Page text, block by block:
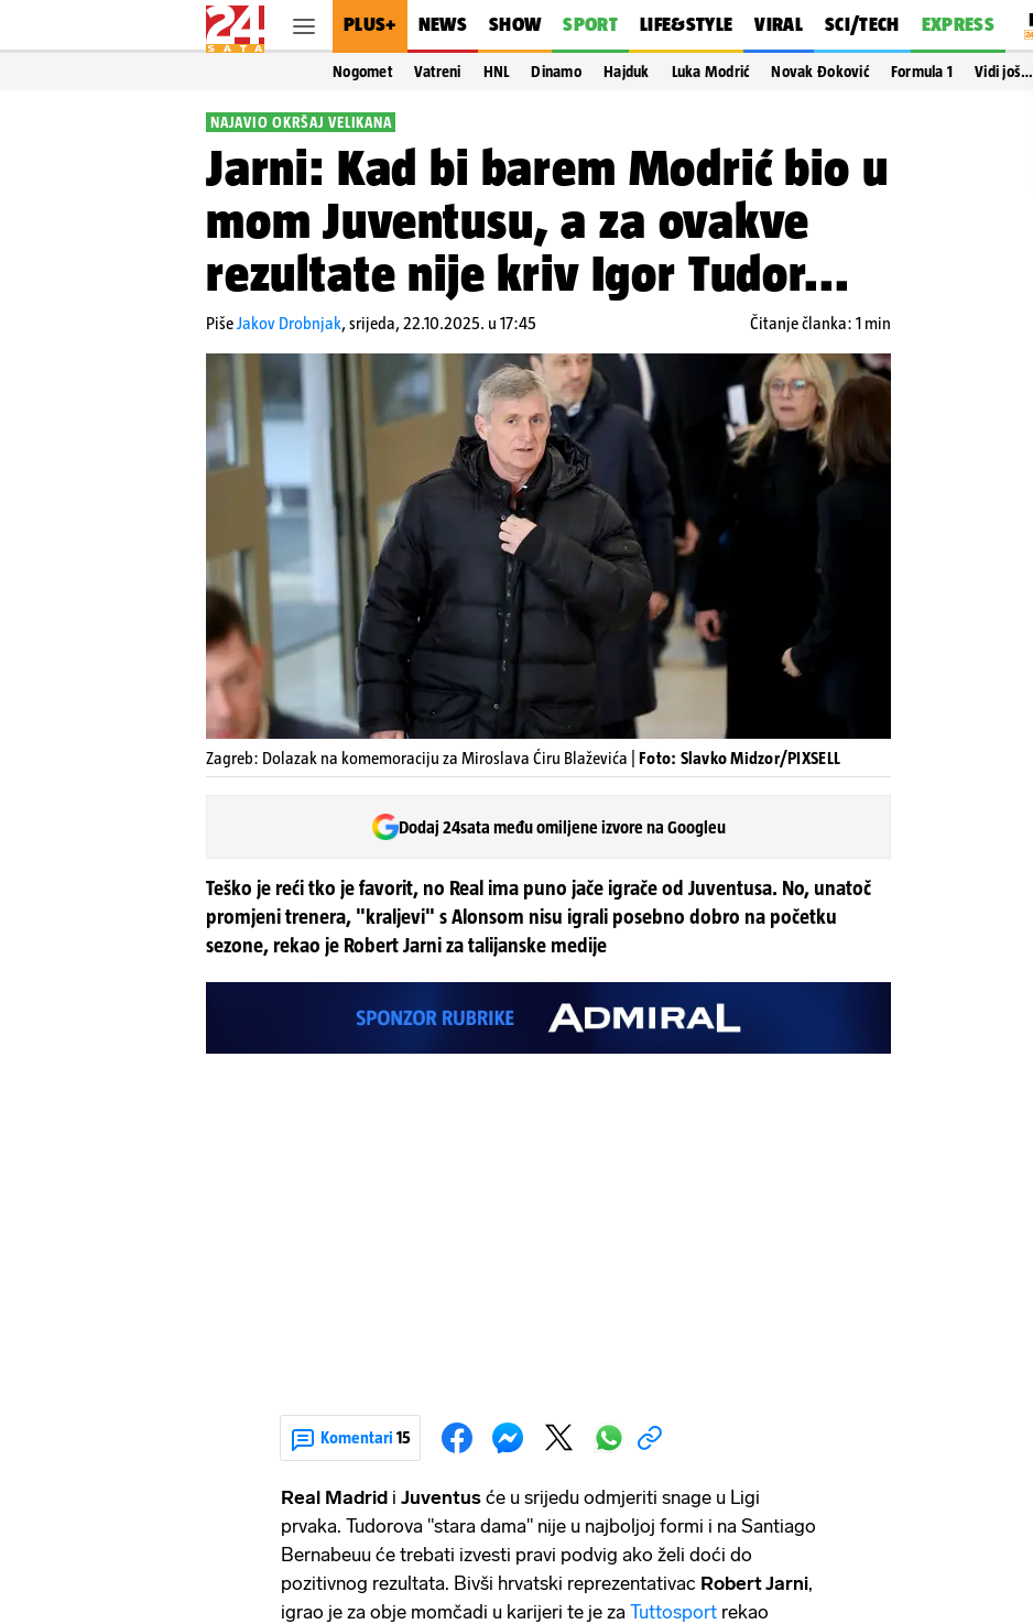
PLUS+ NEWS SHOW SPORT LIFE&STYLE VIRAL SCI/TECH EXPRESS
Nogomet Vatreni HNL Dinamo Hajduk Luka Modrić Novak Đoković Formula 1 Vidi još…
NAJAVIO OKRŠAJ VELIKANA
Jarni: Kad bi barem Modrić bio u
mom Juventusu, a za ovakve
rezultate nije kriv Igor Tudor...
PišeJakov Drobnjak,srijeda, 22.10.2025. u 17:45 Čitanje članka: 1 min
Zagreb: Dolazak na komemoraciju za Miroslava Ćiru Blaževića | Foto: Slavko Midzor/PIXSELL
Dodaj 24sata među omiljene izvore na Googleu
Teško je reći tko je favorit, no Real ima puno jače igrače od Juventusa. No, unatoč
promjeni trenera, "kraljevi" s Alonsom nisu igrali posebno dobro na početku
sezone, rekao je Robert Jarni za talijanske medije
Komentari 15
Real Madrid i Juventus će u srijedu odmjeriti snage u Ligi
prvaka. Tudorova "stara dama" nije u najboljoj formi i na Santiago
Bernabeuu će trebati izvesti pravi podvig ako želi doći do
pozitivnog rezultata. Bivši hrvatski reprezentativac Robert Jarni,
igrao je za obje momčadi u karijeri te je za Tuttosport rekao